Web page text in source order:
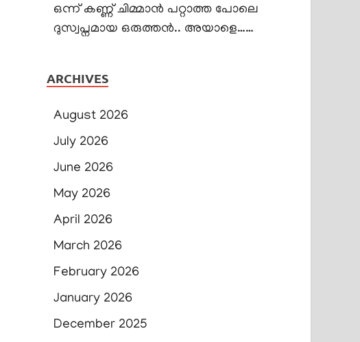
ഒന്ന് കണ്ണ് ചിമ്മാൻ പറ്റാത്ത പോലെ
ദുസ്വപ്നമായ ഒരുത്തൻ.. അയാളെ……
ARCHIVES
August 2026
July 2026
June 2026
May 2026
April 2026
March 2026
February 2026
January 2026
December 2025